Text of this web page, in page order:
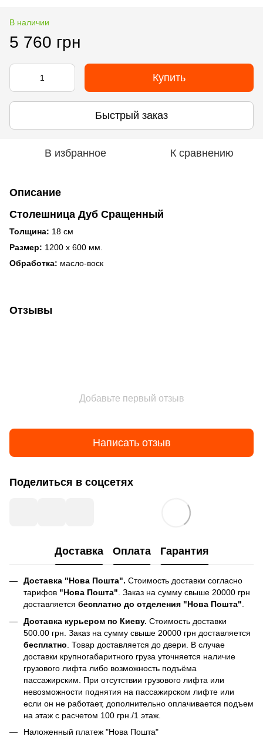
В наличии
5 760 грн
Купить
Быстрый заказ
В избранное К сравнению
Описание
Столешница Дуб Сращенный
Толщина: 18 см
Размер: 1200 х 600 мм.
Обработка: масло-воск
Отзывы
Добавьте первый отзыв
Написать отзыв
Поделиться в соцсетях
Доставка Оплата Гарантия
Доставка "Нова Пошта". Стоимость доставки согласно
тарифов "Нова Пошта". Заказ на сумму свыше 20000 грн
доставляется бесплатно до отделения "Нова Пошта".
Доставка курьером по Киеву. Стоимость доставки
500.00 грн. Заказ на сумму свыше 20000 грн доставляется
бесплатно . Товар доставляется до двери. В случае
доставки крупногабаритного груза уточняется наличие
грузового лифта либо возможность подъёма
пассажирским. При отсутствии грузового лифта или
невозможности поднятия на пассажирском лифте или
если он не работает, дополнительно оплачивается подъем
на этаж с расчетом 100 грн./1 этаж.
Наложенный платеж "Нова Пошта"